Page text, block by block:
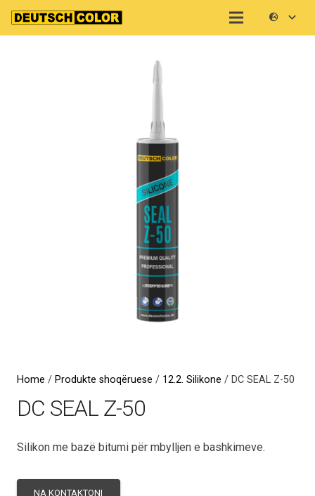
Home / Produkte shoqëruese / 12.2. Silikone / DC SEAL Z-50
DC SEAL Z-50
Silikon me bazë bitumi për mbylljen e bashkimeve.